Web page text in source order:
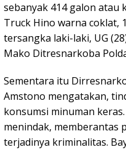
sebanyak 414 galon atau
Truck Hino warna coklat,
tersangka laki-laki, UG
Mako Ditresnarkoba
Sementara itu
Amstono mengatakan,
konsumsi minuman
menindak, memberantas
terjadinya kriminalitas.